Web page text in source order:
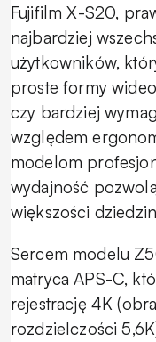
Fujifilm X-S20,
najbardziej
użytkowników,
proste formy
czy bardziej
względem
modelom
wydajność
większości
Sercem modelu
matryca APS-C,
rejestrację 4K
rozdzielczości